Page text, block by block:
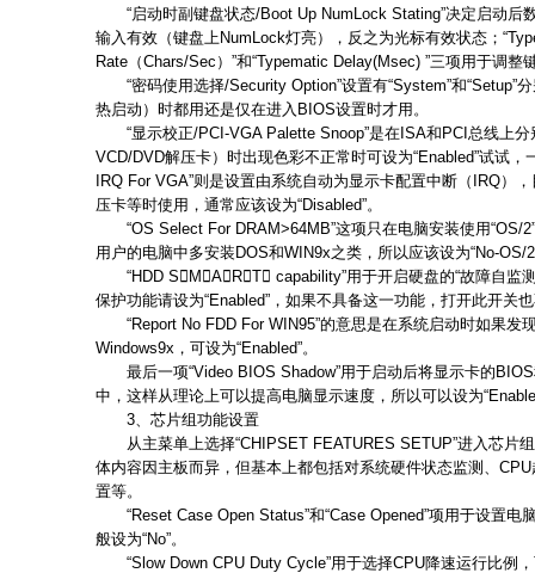
“启动时副键盘状态/Boot Up NumLock Stating”决定启动后
输入有效（键盘上NumLock灯亮），反之为光标有效状态；
Rate（Chars/Sec）”和“Typematic Delay(Msec) ”三项用于调整
“密码使用选择/Security Option”设置有“System”和“Setup”
热启动）时都用还是仅在进入BIOS设置时才用。
“显示校正/PCI-VGA Palette Snoop”是在ISA和PCI总线上分
VCD/DVD解压卡）时出现色彩不正常时可设为“Enabled”试试，
IRQ For VGA”则是设置由系统自动为显示卡配置中断（IRQ）
压卡等时使用，通常应该设为“Disabled”。
“OS Select For DRAM>64MB”这项只在电脑安装使用“OS/
用户的电脑中多安装DOS和WIN9x之类，所以应该设为“No-OS/
“HDD SMART capability”用于开启硬盘的“故障自监
保护功能请设为“Enabled”，如果不具备这一功能，打开此开关
“Report No FDD For WIN95”的意思是在系统启动时如果发
Windows9x，可设为“Enabled”。
最后一项“Video BIOS Shadow”用于启动后将显示卡的
中，这样从理论上可以提高电脑显示速度，所以可以设为
3、芯片组功能设置
从主菜单上选择“CHIPSET FEATURES SETUP”进入芯片
体内容因主板而异，但基本上都包括对系统硬件状态监测、
置等。
“Reset Case Open Status”和“Case Opened”项用于设置电
般设为“No”。
“Slow Down CPU Duty Cycle”用于选择CPU降速运行比例，